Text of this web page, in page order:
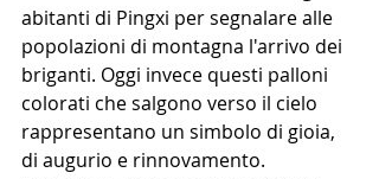
abitanti di Pingxi per segnalare alle
popolazioni di montagna l'arrivo dei
briganti. Oggi invece questi palloni
colorati che salgono verso il cielo
rappresentano un simbolo di gioia,
di augurio e rinnovamento.